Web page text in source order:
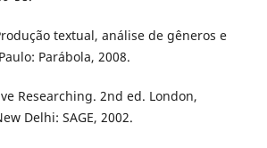
textual, análise de gêneros e
Parábola, 2008.
Researching. 2nd ed. London,
Delhi: SAGE, 2002.